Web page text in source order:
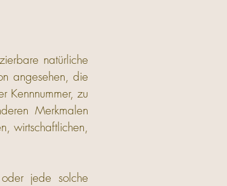
natürliche
angesehen, die
Kennnummer, zu
Merkmalen
wirtschaftlichen,
jede solche